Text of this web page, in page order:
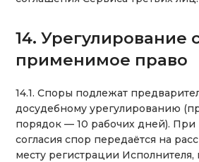
14. Урегулирование
применимое право
14.1. Споры подлежат
досудебному урегулированию
порядок — 10 рабочих дней).
согласия спор передаётся на
месту регистрации